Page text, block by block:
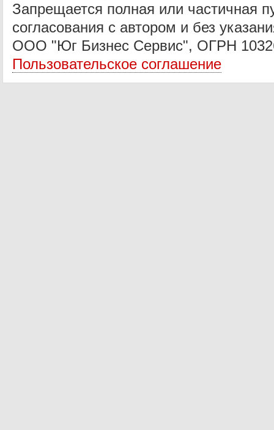
Запрещается полная или частичная
согласования с автором и без
ООО "Юг Бизнес Сервис", ОГРН
Пользовательское соглашение